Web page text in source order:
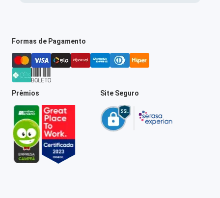
Formas de Pagamento
Prêmios Site Seguro